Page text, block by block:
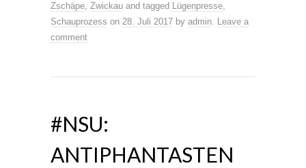
Zschäpe, Zwickau and tagged Lügenpresse,
Schauprozess on 28. Juli 2017 by admin. Leave a
comment
#NSU:
ANTIPHANTASTEN